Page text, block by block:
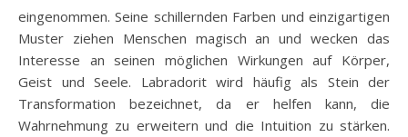
eingenommen. Seine schillernden Farben und einzigartigen
Muster ziehen Menschen magisch an und wecken das
Interesse an seinen möglichen Wirkungen auf Körper,
Geist und Seele. Labradorit wird häufig als Stein der
Transformation bezeichnet, da er helfen kann, die
Wahrnehmung zu erweitern und die Intuition zu stärken.